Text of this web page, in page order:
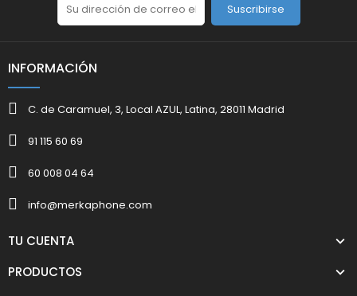
Suscribirse
INFORMACIÓN
C. de Caramuel, 3, Local AZUL, Latina, 28011 Madrid
91 115 60 69
60 008 04 64
info@merkaphone.com
TU CUENTA
PRODUCTOS